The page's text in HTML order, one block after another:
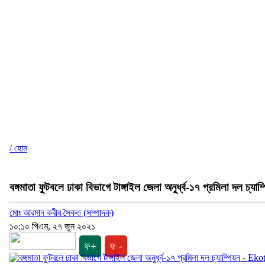
/ হোম
বঙ্গমাতা ফুটবলে ঢাকা বিভাগে টাঙ্গাইল জেলা অনুর্ধ্ব-১৭ প্রমিলা দল
মোঃ আরমান কবীর সৈকত (সম্পাদক)
১০:১০ পিএম, ২৭ জুন ২০২১
ফ+ ফ -